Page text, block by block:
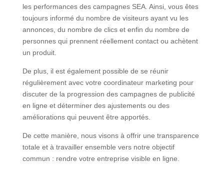
les performances des campagnes SEA. Ainsi, vous êtes
toujours informé du nombre de visiteurs ayant vu les
annonces, du nombre de clics et enfin du nombre de
personnes qui prennent réellement contact ou achètent
un produit.
De plus, il est également possible de se réunir
régulièrement avec votre coordinateur marketing pour
discuter de la progression des campagnes de publicité
en ligne et déterminer des ajustements ou des
améliorations qui peuvent être apportés.
De cette manière, nous visons à offrir une transparence
totale et à travailler ensemble vers notre objectif
commun : rendre votre entreprise visible en ligne.